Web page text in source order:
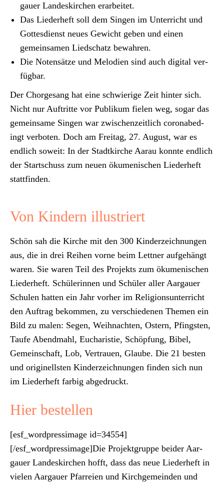
gauer Lan­deskirchen erar­beit­et.
Das Lieder­heft soll dem Sin­gen im Unter­richt und
Gottes­di­enst neues Gewicht geben und einen
gemein­samen Lied­schatz bewahren.
Die Noten­sätze und Melo­di­en sind auch dig­i­tal ver­
füg­bar.
Der Chorge­sang hat eine schwierige Zeit hin­ter sich.
Nicht nur Auftritte vor Pub­likum fie­len weg, sog­ar das
gemein­same Sin­gen war zwis­chen­zeitlich coro­n­abe­d­
ingt ver­boten. Doch am Fre­itag, 27. August, war es
endlich soweit: In der Stadtkirche Aarau kon­nte endlich
der Startschuss zum neuen öku­menis­chen Lieder­heft
stat­tfind­en.
Von Kindern illustriert
Schön sah die Kirche mit den 300 Kinderze­ich­nun­gen
aus, die in drei Rei­hen vorne beim Let­tner aufge­hängt
waren. Sie waren Teil des Pro­jek­ts zum öku­menis­chen
Lieder­heft. Schü­lerin­nen und Schüler aller Aar­gauer
Schulen hat­ten ein Jahr vorher im Reli­gion­sun­ter­richt
den Auf­trag bekom­men, zu ver­schiede­nen The­men ein
Bild zu malen: Segen, Wei­h­nacht­en, Ostern, Pfin­g­sten,
Taufe Abendmahl, Eucharistie, Schöp­fung, Bibel,
Gemein­schaft, Lob, Ver­trauen, Glaube. Die 21 besten
und orig­inell­sten Kinderze­ich­nun­gen find­en sich nun
im Lieder­heft far­big abge­druckt.
Hier bestellen
[esf_wordpressimage id=34554]
[/esf_wordpressimage]Die Pro­jek­t­gruppe bei­der Aar­
gauer Lan­deskirchen hofft, dass das neue Lieder­heft in
vie­len Aar­gauer Pfar­reien und Kirchge­mein­den und